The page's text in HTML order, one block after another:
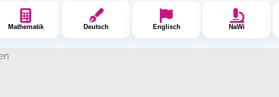
Mathematik Deutsch Englisch NaWi